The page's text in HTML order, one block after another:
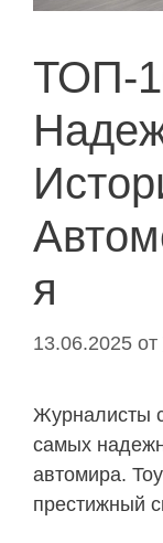
ТОП-
я
13.06.2025 от
Журналисты
самых
автомира.
престижный